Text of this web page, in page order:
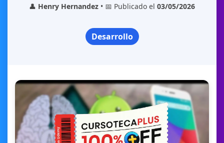
👤 Henry Hernandez • 📅 Publicado el 03/05/2026
Desarrollo